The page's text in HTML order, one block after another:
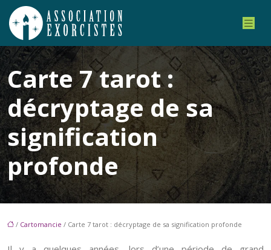
Carte 7 tarot :
décryptage de sa
signification
profonde
/ Cartomancie / Carte 7 tarot : décryptage de sa signification profonde